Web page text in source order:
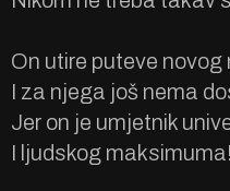
On utire puteve
I za njega još nema
Jer on je umjetnik
I ljudskog